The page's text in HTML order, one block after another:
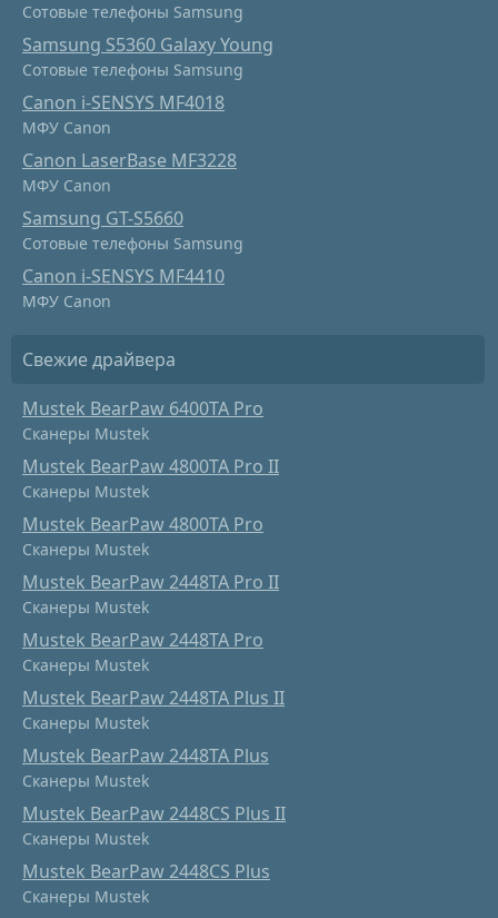
Сотовые телефоны Samsung
Samsung S5360 Galaxy Young
Сотовые телефоны Samsung
Canon i-SENSYS MF4018
МФУ Canon
Canon LaserBase MF3228
МФУ Canon
Samsung GT-S5660
Сотовые телефоны Samsung
Canon i-SENSYS MF4410
МФУ Canon
Свежие драйвера
Mustek BearPaw 6400TA Pro
Сканеры Mustek
Mustek BearPaw 4800TA Pro II
Сканеры Mustek
Mustek BearPaw 4800TA Pro
Сканеры Mustek
Mustek BearPaw 2448TA Pro II
Сканеры Mustek
Mustek BearPaw 2448TA Pro
Сканеры Mustek
Mustek BearPaw 2448TA Plus II
Сканеры Mustek
Mustek BearPaw 2448TA Plus
Сканеры Mustek
Mustek BearPaw 2448CS Plus II
Сканеры Mustek
Mustek BearPaw 2448CS Plus
Сканеры Mustek